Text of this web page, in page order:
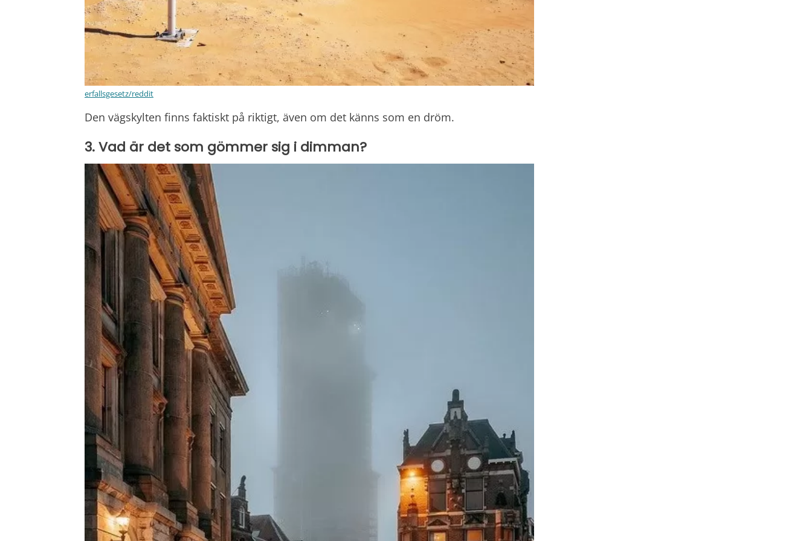
erfallsgesetz/reddit
Den vägskylten finns faktiskt på riktigt, även om det känns som en dröm.
3. Vad är det som gömmer sig i dimman?